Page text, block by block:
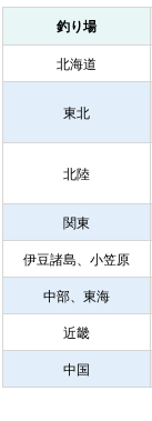
釣り場
北海道
東北
北陸
関東
伊豆諸島、小笠原
中部、東海
近畿
中国